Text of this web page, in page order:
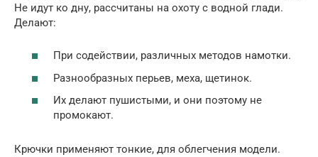
Не идут ко дну, рассчитаны на охоту с водной глади.
Делают:
При содействии, различных методов намотки.
Разнообразных перьев, меха, щетинок.
Их делают пушистыми, и они поэтому не
промокают.
Крючки применяют тонкие, для облегчения модели.